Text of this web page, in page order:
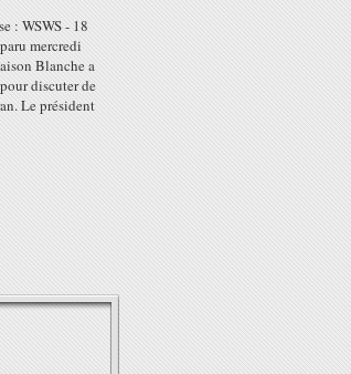
: WSWS - 18
mercredi
Blanche a
discuter de
Le président